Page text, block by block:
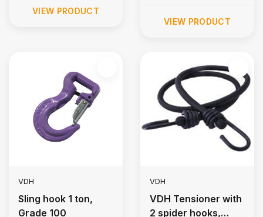
VIEW PRODUCT
VIEW PRODUCT
VDH
Sling hook 1 ton,
Grade 100
VDH
VDH Tensioner with
2 spider hooks,